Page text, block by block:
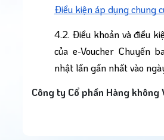
Điều kiện áp dụng chung
4.2. Điều khoản và điều
của e-Voucher Chuyến
nhật lần gần nhất vào
Công ty Cổ phần Hàng không